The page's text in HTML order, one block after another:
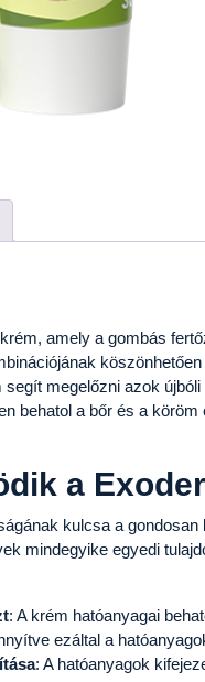
amely a gombás
megelőzni azok
behatol a bőr és a
a
kulcsa a
mindegyike egyedi
: A krém hatóanyagai
ezáltal a
: A hatóanyagok